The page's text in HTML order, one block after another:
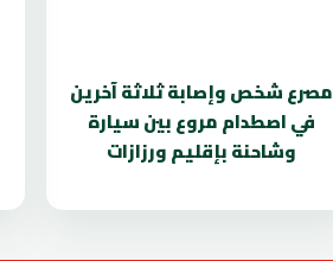
مصرع شخص وإصابة ثلاثة آخرين
في اصطدام مروع بين سيارة
وشاحنة بإقليم ورزازات